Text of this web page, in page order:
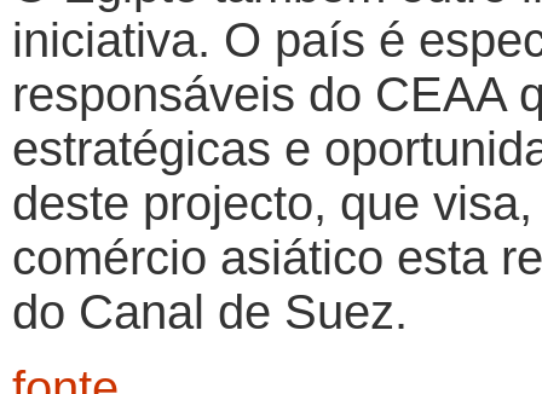
iniciativa. O país é
responsáveis do CEAA
estratégicas e
deste projecto, que
comércio asiático esta
do Canal de Suez.